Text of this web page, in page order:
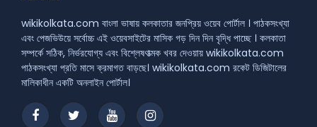
wikikolkata.com বাংলা ভাষায় কলকাতার জনপ্রিয় ওয়েব পোর্টাল । পাঠকসংখ্যা
এবং পেজভিউয়ে সর্বোচ্চ এই ওয়েবসাইটের মাসিক গড় দিন দিন বৃদ্ধি পাচ্ছে । কলকাতা
সম্পর্কে সঠিক, নির্ভরযোগ্য এবং বিশ্লেষণাত্মক খবর দেওয়ায় wikikolkata.com
পাঠকসংখ্যা প্রতি মাসে ক্রমাগত বাড়ছে। wikikolkata.com রকেট ডিজিটালের
মালিকাধীন একটি অনলাইন পোর্টাল।